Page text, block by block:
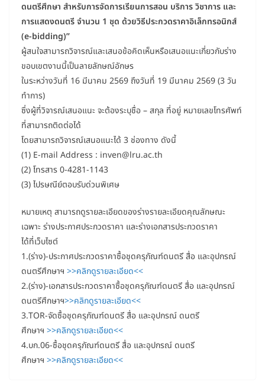
ดนตรีศึกษา สำหรับการจัดการเรียนการสอน บริการ วิชาการ และ
การแสดงดนตรี จำนวน 1 ชุด ด้วยวิธีประกวดราคาอิเล็กทรอนิกส์
(e-bidding)”
ผู้สนใจสามารถวิจารณ์และเสนอข้อคิดเห็นหรือเสนอแนะเกี่ยวกับร่าง
ขอบเขตงานนี้เป็นลายลักษณ์อักษร
ในระหว่างวันที่ 16 มีนาคม 2569 ถึงวันที่ 19 มีนาคม 2569 (3 วัน
ทำการ)
ซึ่งผู้ที่วิจารณ์เสนอแนะ จะต้องระบุชื่อ – สกุล ที่อยู่ หมายเลขโทรศัพท์
ที่สามารถติดต่อได้
โดยสามารถวิจารณ์เสนอแนะได้ 3 ช่องทาง ดังนี้
(1) E-mail Address : inven@lru.ac.th
(2) โทรสาร 0-4281-1143
(3) ไปรษณีย์ตอบรับด่วนพิเศษ
หมายเหตุ สามารถดูรายละเอียดของร่างรายละเอียดคุณลักษณะ
เฉพาะ ร่างประกาศประกวดราคา และร่างเอกสารประกวดราคา
ได้ที่เว็บไซต์
1.(ร่าง)-ประกาศประกวดราคาซื้อชุดครุภัณฑ์ดนตรี สื่อ และอุปกรณ์
ดนตรีศึกษาฯ >>คลิกดูรายละเอียด<<
2.(ร่าง)-เอกสารประกวดราคาซื้อชุดครุภัณฑ์ดนตรี สื่อ และอุปกรณ์
ดนตรีศึกษาฯ>>คลิกดูรายละเอียด<<
3.TOR-จัดซื้อชุดครุภัณฑ์ดนตรี สื่อ และอุปกรณ์ ดนตรี
ศึกษาฯ >>คลิกดูรายละเอียด<<
4.บก.06-ซื้อชุดครุภัณฑ์ดนตรี สื่อ และอุปกรณ์ ดนตรี
ศึกษาฯ >>คลิกดูรายละเอียด<<